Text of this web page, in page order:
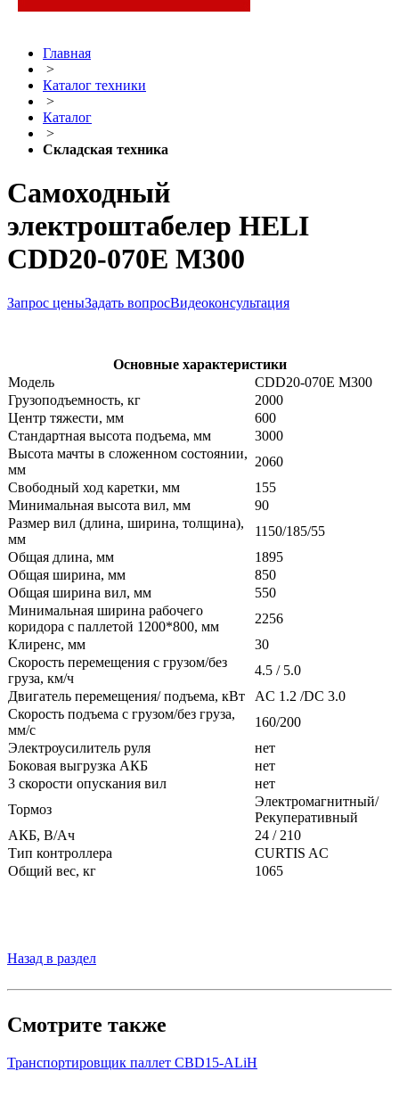
Главная
>
Каталог техники
>
Каталог
>
Складская техника
Самоходный
электроштабелер HELI
CDD20-070E M300
Запрос ценыЗадать вопросВидеоконсультация
Основные характеристики
Модель
CDD20-070E M300
Грузоподъемность, кг
2000
Центр тяжести, мм
600
Стандартная высота подъема, мм
3000
Высота мачты в сложенном состоянии,
мм
2060
Свободный ход каретки, мм
155
Минимальная высота вил, мм
90
Размер вил (длина, ширина, толщина),
мм
1150/185/55
Общая длина, мм
1895
Общая ширина, мм
850
Общая ширина вил, мм
550
Минимальная ширина рабочего
коридора с паллетой 1200*800, мм
2256
Клиренс, мм
30
Скорость перемещения с грузом/без
груза, км/ч
4.5 / 5.0
Двигатель перемещения/ подъема, кВт
AC 1.2 /DC 3.0
Скорость подъема с грузом/без груза,
мм/с
160/200
Электроусилитель руля
нет
Боковая выгрузка АКБ
нет
3 скорости опускания вил
нет
Тормоз
Электромагнитный/
Рекуперативный
АКБ, В/Ач
24 / 210
Тип контроллера
CURTIS AC
Общий вес, кг
1065
Назад в раздел
Смотрите также
Транспортировщик паллет CBD15-ALiH